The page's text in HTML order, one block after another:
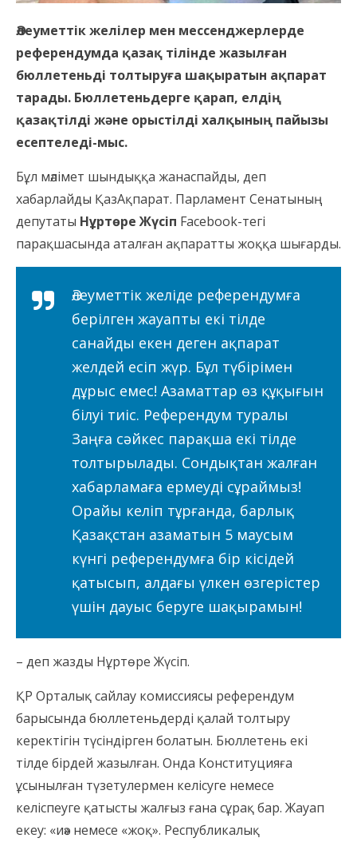
Әлеуметтік желілер мен мессенджерлерде
референдумда қазақ тілінде жазылған
бюллетеньді толтыруға шақыратын ақпарат
тарады. Бюллетеньдерге қарап, елдің
қазақтілді және орыстілді халқының пайызы
есептеледі-мыс.
Бұл мәлімет шындыққа жанаспайды, деп
хабарлайды ҚазАқпарат. Парламент Сенатының
депутаты Нұртөре Жүсіп Facebook-тегі
парақшасында аталған ақпаратты жоққа шығарды.
Әлеуметтік желіде референдумға
берілген жауапты екі тілде
санайды екен деген ақпарат
желдей есіп жүр. Бұл түбірімен
дұрыс емес! Азаматтар өз құқығын
білуі тиіс. Референдум туралы
Заңға сәйкес парақша екі тілде
толтырылады. Сондықтан жалған
хабарламаға ермеуді сұраймыз!
Орайы келіп тұрғанда, барлық
Қазақстан азаматын 5 маусым
күнгі референдумға бір кісідей
қатысып, алдағы үлкен өзгерістер
үшін дауыс беруге шақырамын!
– деп жазды Нұртөре Жүсіп.
ҚР Орталық сайлау комиссиясы референдум
барысында бюллетеньдерді қалай толтыру
керектігін түсіндірген болатын. Бюллетень екі
тілде бірдей жазылған. Онда Конституцияға
ұсынылған түзетулермен келісуге немесе
келіспеуге қатысты жалғыз ғана сұрақ бар. Жауап
екеу: «иә» немесе «жоқ». Республикалық